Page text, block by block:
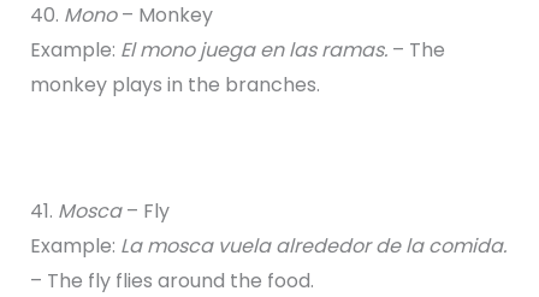
40. Mono– Monkey
Example: El mono juega en las ramas.– The
monkey plays in the branches.
41. Mosca– Fly
Example: La mosca vuela alrededor de la comida.
– The fly flies around the food.